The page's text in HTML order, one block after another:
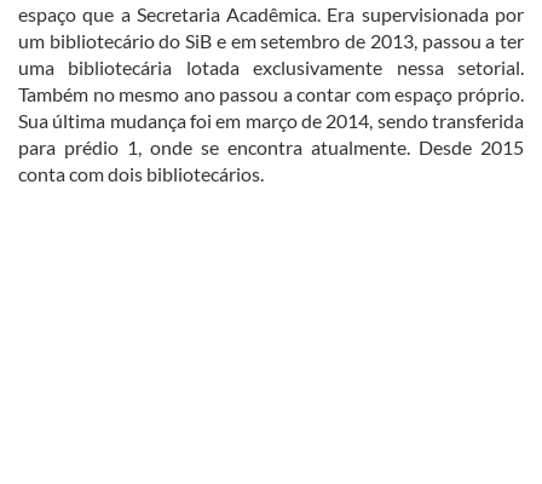
espaço que a Secretaria Acadêmica. Era supervisionada por
um bibliotecário do SiB e em setembro de 2013, passou a ter
uma bibliotecária lotada exclusivamente nessa setorial.
Também no mesmo ano passou a contar com espaço próprio.
Sua última mudança foi em março de 2014, sendo transferida
para prédio 1, onde se encontra atualmente. Desde 2015
conta com dois bibliotecários.